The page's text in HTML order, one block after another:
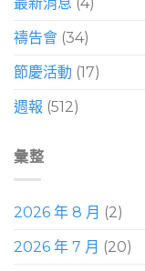
最新消息 (4)
禱告會 (34)
節慶活動 (17)
週報 (512)
彙整
2026 年 8 月 (2)
2026 年 7 月 (20)